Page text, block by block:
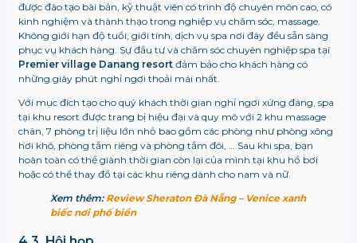
được đào tạo bài bản, kỹ thuật viên có trình độ chuyên môn cao, có
kinh nghiệm và thành thạo trong nghiệp vụ chăm sóc, massage.
Không giới hạn độ tuổi, giới tính, dịch vụ spa nơi đây đều sẵn sàng
phục vụ khách hàng. Sự đầu tư và chăm sóc chuyên nghiệp spa tại
Premier village Danang resortđảm bảo cho khách hàng có
những giây phút nghỉ ngơi thoải mái nhất.
Với mục đích tạo cho quý khách thời gian nghỉ ngơi xứng đáng, spa
tại khu resort được trang bị hiệu đại và quy mô với 2 khu massage
chân, 7 phòng trị liệu lớn nhỏ bao gồm các phòng như phòng xông
hơi khô, phòng tắm riêng và phòng tắm đôi, … Sau khi spa, bạn
hoàn toàn có thể giành thời gian còn lại của mình tại khu hồ bơi
hoặc có thể thay đồ tại các khu riêng dành cho nam và nữ.
Xem thêm: Review Sheraton Đà Nẵng – Venice xanh
biếc nơi phố biển